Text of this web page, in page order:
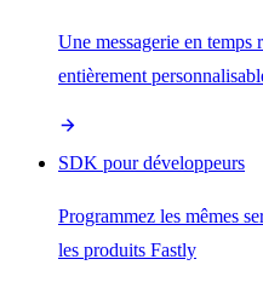
Une messagerie en temps
entièrement
SDK pour développeurs
Programmez les mêmes
les produits Fastly